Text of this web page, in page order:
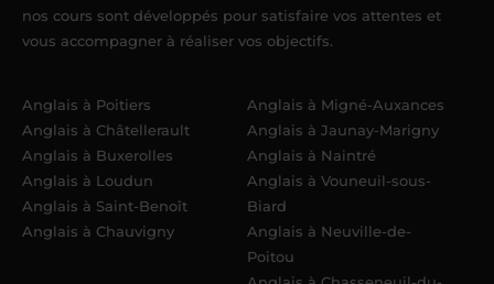
nos cours sont développés pour satisfaire vos attentes et
vous accompagner à réaliser vos objectifs.
Anglais à Poitiers
Anglais à Châtellerault
Anglais à Buxerolles
Anglais à Loudun
Anglais à Saint-Benoît
Anglais à Chauvigny
Anglais à Migné-Auxances
Anglais à Jaunay-Marigny
Anglais à Naintré
Anglais à Vouneuil-sous-
Biard
Anglais à Neuville-de-
Poitou